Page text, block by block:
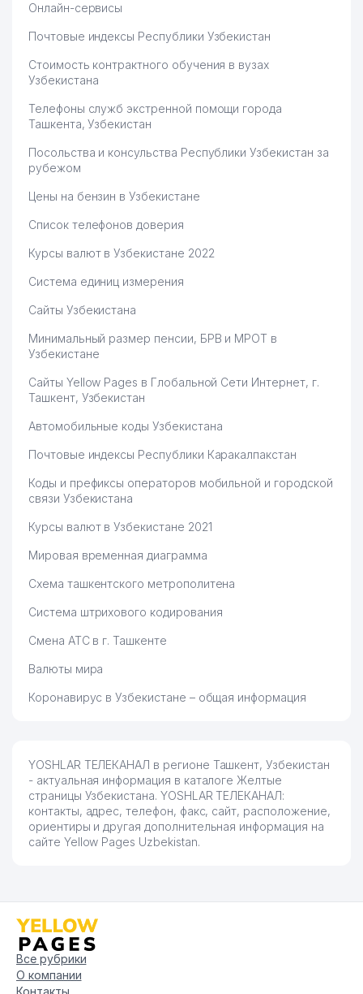
Онлайн-сервисы
Почтовые индексы Республики Узбекистан
Стоимость контрактного обучения в вузах
Узбекистана
Телефоны служб экстренной помощи города
Ташкента, Узбекистан
Посольства и консульства Республики Узбекистан за
рубежом
Цены на бензин в Узбекистане
Список телефонов доверия
Курсы валют в Узбекистане 2022
Система единиц измерения
Сайты Узбекистана
Минимальный размер пенсии, БРВ и МРОТ в
Узбекистане
Сайты Yellow Pages в Глобальной Сети Интернет, г.
Ташкент, Узбекистан
Автомобильные коды Узбекистана
Почтовые индексы Республики Каракалпакстан
Коды и префиксы операторов мобильной и городской
связи Узбекистана
Курсы валют в Узбекистане 2021
Мировая временная диаграмма
Схема ташкентского метрополитена
Система штрихового кодирования
Смена АТС в г. Ташкенте
Валюты мира
Коронавирус в Узбекистане – общая информация
YOSHLAR ТЕЛЕКАНАЛ в регионе Ташкент, Узбекистан
- актуальная информация в каталоге Желтые
страницы Узбекистана. YOSHLAR ТЕЛЕКАНАЛ:
контакты, адрес, телефон, факс, сайт, расположение,
ориентиры и другая дополнительная информация на
сайте Yellow Pages Uzbekistan.
Все рубрики
О компании
Контакты